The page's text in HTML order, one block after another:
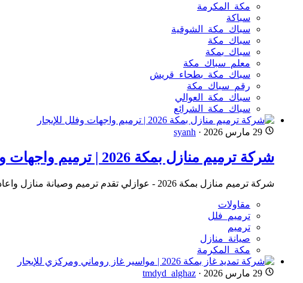
مكة_المكرمة
سباكة
سباك_مكة_الشوقية
سباك_مكة
سباك_بمكة
معلم_سباك_مكة
سباك_مكة_بطحاء_قريش
رقم_سباك_مكة
سباك_مكة_العوالي
سباك_مكة_الشرائع
29 مارس 2026 ·
syanh
شركة ترميم منازل بمكة 2026 | ترميم واجهات وفلل للإيجار
شركة ترميم منازل بمكة 2026 - عوازلي تقدم ترميم وصيانة منازل واعادة ترميم واجهات خارجية وداخلية وتركيب بديل رخام وخشب. خبرة 20+ عام
مقاولات
ترميم_فلل
ترميم
صيانة_منازل
مكة_المكرمة
29 مارس 2026 ·
tmdyd_alghaz